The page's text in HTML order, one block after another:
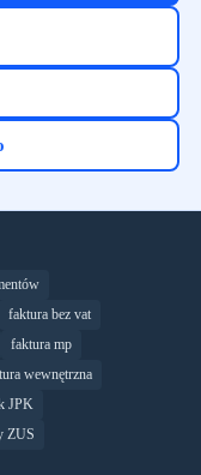
faktura bez vat
faktura mp
wewnętrzna
JPK
ZUS